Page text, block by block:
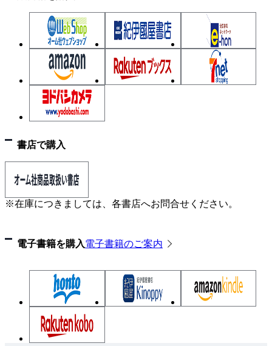
書店で購入
※在庫につきましては、各書店へお問合せください。
電子書籍を購入電子書籍のご案内